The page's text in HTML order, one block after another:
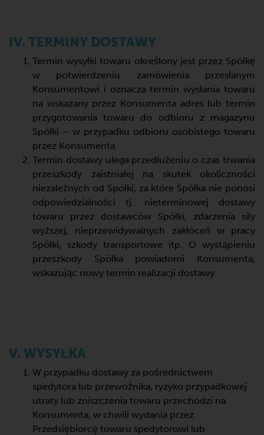
IV. TERMINY DOSTAWY
Termin wysyłki towaru określony jest przez Spółkę
w potwierdzeniu zamówienia przesłanym
Konsumentowi i oznacza termin wysłania towaru
na wskazany przez Konsumenta adres lub termin
przygotowania towaru do odbioru z magazynu
Spółki – w przypadku odbioru osobistego towaru
przez Konsumenta.
Termin dostawy ulega przedłużeniu o czas trwania
przeszkody zaistniałej na skutek okoliczności
niezależnych od Spółki, za które Spółka nie ponosi
odpowiedzialności tj. nieterminowej dostawy
towaru przez dostawców Spółki, zdarzenia siły
wyższej, nieprzewidywalnych zakłóceń w pracy
Spółki, szkody transportowe itp. O wystąpieniu
przeszkody Spółka powiadomi Konsumenta,
wskazując nowy termin realizacji dostawy.
V. WYSYŁKA
W przypadku dostawy za pośrednictwem
spedytora lub przewoźnika, ryzyko przypadkowej
utraty lub zniszczenia towaru przechodzi na
Konsumenta, w chwili wydania przez
Przedsiębiorcę towaru spedytorowi lub